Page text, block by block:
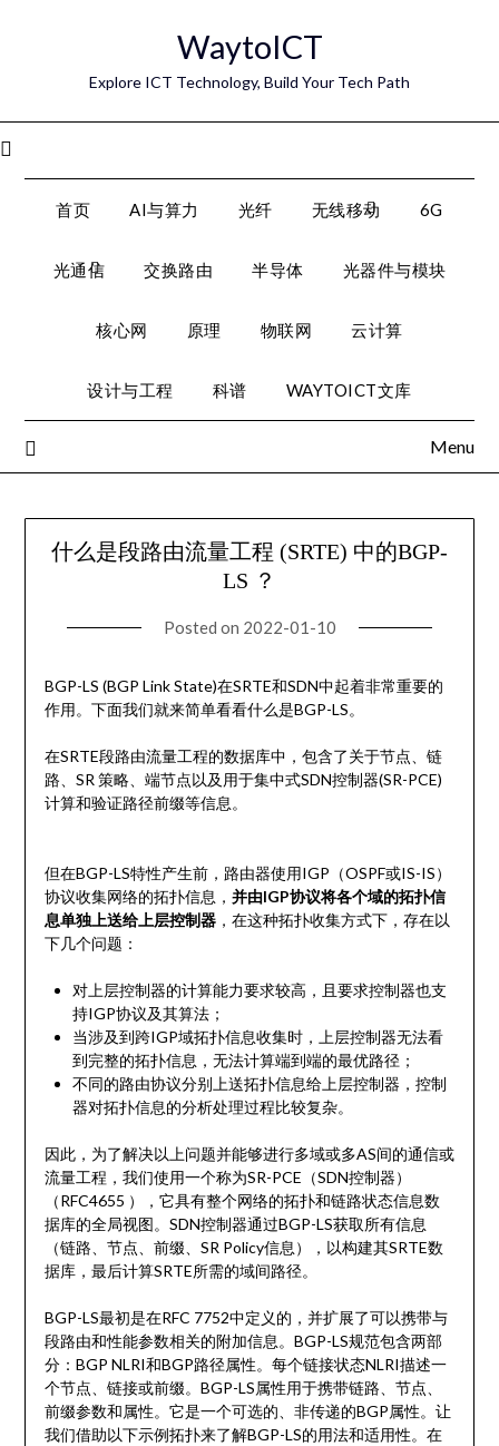
WaytoICT
Explore ICT Technology, Build Your Tech Path
首页 AI与算力 光纤 无线移动 6G
光通信 交换路由 半导体 光器件与模块
核心网 原理 物联网 云计算
设计与工程 科谱 WAYTOICT文库
Menu
什么是段路由流量工程 (SRTE) 中的BGP-
LS ？
Posted on 2022-01-10
BGP-LS (BGP Link State)在SRTE和SDN中起着非常重要的
作用。下面我们就来简单看看什么是BGP-LS。
在SRTE段路由流量工程的数据库中，包含了关于节点、链
路、SR 策略、端节点以及用于集中式SDN控制器(SR-PCE)
计算和验证路径前缀等信息。
但在BGP-LS特性产生前，路由器使用IGP（OSPF或IS-IS）
协议收集网络的拓扑信息， 并由IGP协议将各个域的拓扑信
息单独上送给上层控制器，在这种拓扑收集方式下，存在以
下几个问题：
对上层控制器的计算能力要求较高，且要求控制器也支
持IGP协议及其算法；
当涉及到跨IGP域拓扑信息收集时，上层控制器无法看
到完整的拓扑信息，无法计算端到端的最优路径；
不同的路由协议分别上送拓扑信息给上层控制器，控制
器对拓扑信息的分析处理过程比较复杂。
因此，为了解决以上问题并能够进行多域或多AS间的通信或
流量工程，我们使用一个称为SR-PCE（SDN控制器）
（RFC4655 ），它具有整个网络的拓扑和链路状态信息数
据库的全局视图。SDN控制器通过BGP-LS获取所有信息
（链路、节点、前缀、SR Policy信息），以构建其SRTE数
据库，最后计算SRTE所需的域间路径。
BGP-LS最初是在RFC 7752中定义的，并扩展了可以携带与
段路由和性能参数相关的附加信息。BGP-LS规范包含两部
分：BGP NLRI和BGP路径属性。每个链接状态NLRI描述一
个节点、链接或前缀。BGP-LS属性用于携带链路、节点、
前缀参数和属性。它是一个可选的、非传递的BGP属性。让
我们借助以下示例拓扑来了解BGP-LS的用法和适用性。在